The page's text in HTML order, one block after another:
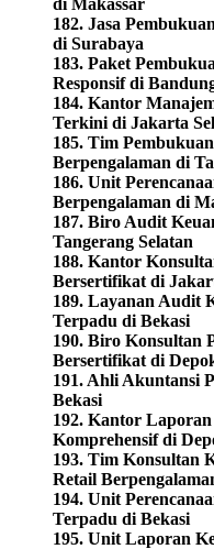
182. Jasa
di Surabaya
183. Paket
Responsif di
184. Kantor
Terkini di Jakarta
185. Tim
Berpengalaman di
186. Unit
Berpengalaman di
187. Biro Audit
Tangerang Selatan
188. Kantor
Bersertifikat di
189. Layanan Audit
Terpadu di Bekasi
190. Biro Konsultan
Bersertifikat di
191. Ahli Akuntansi
Bekasi
192. Kantor
Komprehensif di
193. Tim Konsultan
Retail
194. Unit
Terpadu di Bekasi
195. Unit Laporan